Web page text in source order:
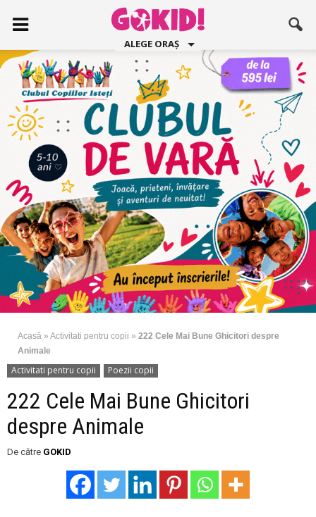
ALEGE ORAȘ
Acasă » Activitati pentru copii » 222 Cele Mai Bune Ghicitori despre
Animale
Activitati pentru copii Poezii copii
222 Cele Mai Bune Ghicitori
despre Animale
De către GOKID